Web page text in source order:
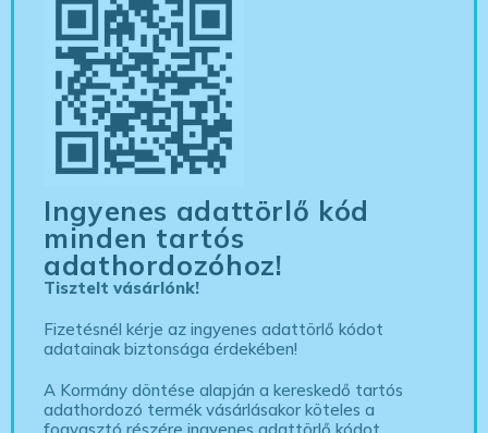
Ingyenes adattörlő kód
minden tartós
adathordozóhoz!
Tisztelt vásárlónk!
Fizetésnél kérje az ingyenes adattörlő kódot
adatainak biztonsága érdekében!
A Kormány döntése alapján a kereskedő tartós
adathordozó termék vásárlásakor köteles a